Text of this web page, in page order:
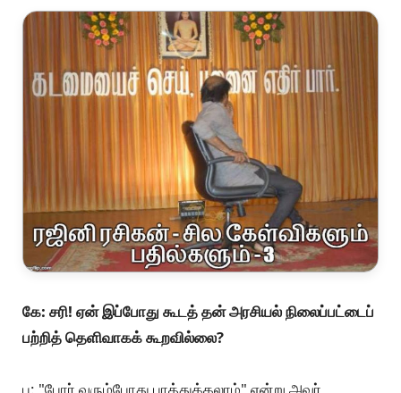
கே: சரி! ஏன் இப்போது கூடத் தன் அரசியல் நிலைப்பட்டைப்
பற்றித் தெளிவாகக் கூறவில்லை?
ப: "போர் வரும்போது பாத்துக்கலாம்" என்று அவர்